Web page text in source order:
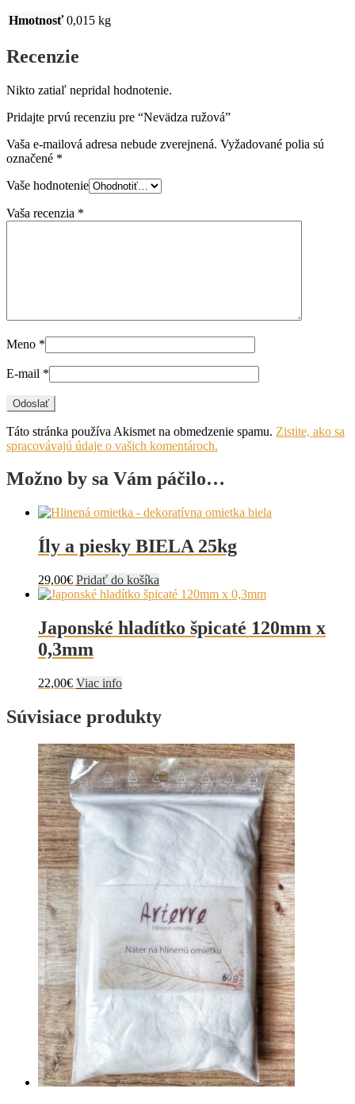
Hmotnosť 0,015 kg
Recenzie
Nikto zatiaľ nepridal hodnotenie.
Pridajte prvú recenziu pre “Nevädza ružová”
Vaša e-mailová adresa nebude zverejnená. Vyžadované polia sú
označené *
Vaše hodnotenie
Vaša recenzia *
Meno *
E-mail *
Táto stránka používa Akismet na obmedzenie spamu. Zistite, ako sa
spracovávajú údaje o vašich komentároch.
Možno by sa Vám páčilo…
Íly a piesky BIELA 25kg
29,00€ Pridať do košíka
Japonské hladítko špicaté 120mm x
0,3mm
22,00€ Viac info
Súvisiace produkty